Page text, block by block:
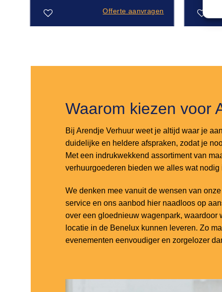
Offerte aanvragen
Waarom kiezen voor
Bij Arendje Verhuur weet je altijd waar je
duidelijke en heldere afspraken, zodat je
Met een indrukwekkend assortiment van
verhuurgoederen bieden we alles wat
We denken mee vanuit de wensen van
service en ons aanbod hier naadloos op
over een gloednieuw wagenpark, waardoor
locatie in de Benelux kunnen leveren. Zo
evenementen eenvoudiger en zorgelozer